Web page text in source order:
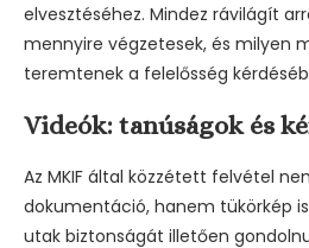
elvesztéséhez. Mindez rávilágít
mennyire végzetesek, és milyen
teremtenek a felelősség
Videók: tanúságok és
Az MKIF által közzétett felvétel
dokumentáció, hanem tükörkép
utak biztonságát illetően